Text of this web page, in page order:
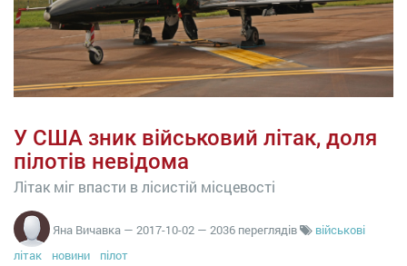
У США зник військовий літак, доля
пілотів невідома
Літак міг впасти в лісистій місцевості
Яна Вичавка — 2017-10-02 — 2036 переглядів
військові
літак
новини пілот